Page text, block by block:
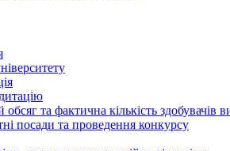
обсяг та фактична кількість здобувачів
посади та проведення конкурсу